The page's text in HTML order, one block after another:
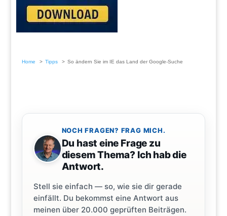
Home Tipps So ändern Sie im IE das Land der Google-Suche
NOCH FRAGEN? FRAG MICH.
Du hast eine Frage zu
diesem Thema? Ich hab die
Antwort.
Stell sie einfach — so, wie sie dir gerade
einfällt. Du bekommst eine Antwort aus
meinen über 20.000 geprüften Beiträgen.